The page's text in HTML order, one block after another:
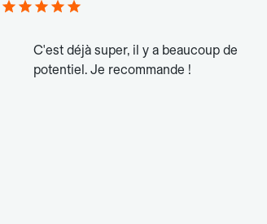
C'est déjà super, il y a beaucoup de
potentiel. Je recommande !